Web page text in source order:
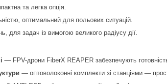
та легка опція.
оптимальний для польових ситуацій.
для задач із вимогою великого радіусу дії.
— FPV-дрони FiberX REAPER забезпечують
— оптоволоконні комплекти зі станціями —